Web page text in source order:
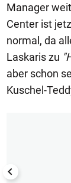
Manager
Center ist
normal, da
Laskaris zu
aber schon
Kuschel-
1/13